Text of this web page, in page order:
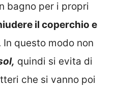
bagno per i propri
il coperchio e
In questo modo non
quindi si evita di
che si vanno poi